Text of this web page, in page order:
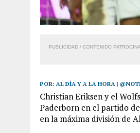
PUBLICIDAD / CONTENIDO
POR: AL DÍA Y A LA HORA |
Christian Eriksen y el
Paderborn en el partido
en la máxima división de